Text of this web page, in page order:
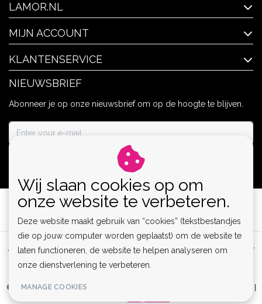
LAMOR.NL
MIJN ACCOUNT
KLANTENSERVICE
NIEUWSBRIEF
Abonneer je op onze nieuwsbrief om op de hoogte te blijven.
Algemene voorwaarden | Privacy Policy | Sitemap |
Disclaimer
RSS Feed
© Copyright 2026 - Lamor | Clubwear, Lingerie & Kinky Fashion XS-6XL |
Wij slaan cookies op om
onze website te verbeteren.
Deze website maakt gebruik van “cookies” (tekstbestandjes
die op jouw computer worden geplaatst) om de website te
laten functioneren, de website te helpen analyseren om
onze dienstverlening te verbeteren.
MANAGE COOKIES